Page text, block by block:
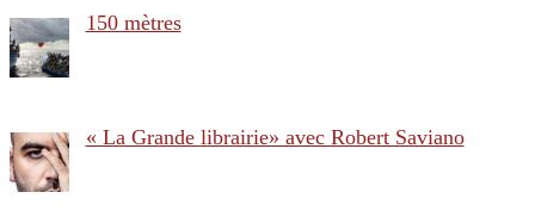
150 mètres
« La Grande librairie» avec Robert Saviano